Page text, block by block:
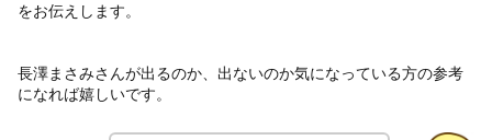
をお伝えします。
長澤まさみさんが出るのか、出ないのか気になっている方の参考
になれば嬉しいです。